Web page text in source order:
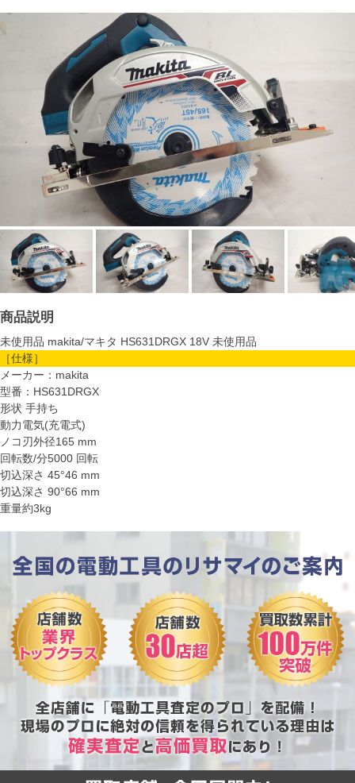
商品説明
未使用品 makita/マキタ HS631DRGX 18V 未使用品
［仕様］
メーカー：makita
型番：HS631DRGX
形状 手持ち
動力電気(充電式)
ノコ刃外径165 mm
回転数/分5000 回転
切込深さ 45°46 mm
切込深さ 90°66 mm
重量約3kg